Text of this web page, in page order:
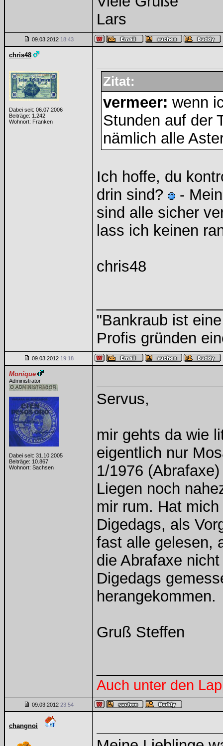
Lars
09.03.2012 18:43
chris48
Dabei seit: 06.07.2006
Beiträge: 1.242
Wohnort: Franken
Zitat:
vermeer: wenn
Stunden auf der
nämlich alle
Ich hoffe, du
drin sind?
-
sind alle sicher
lass ich keinen
chris48
"Bankraub ist
Profis gründen
09.03.2012 19:18
Monique
Administrator
Dabei seit: 31.10.2005
Beiträge: 10.867
Wohnort: Sachsen
Servus,
mir gehts da wie
eigentlich nur
1/1976
Liegen noch
mir rum. Hat
Digedags, als
fast alle gelesen,
die Abrafaxe
Digedags
herangekommen.
Gruß Steffen
Auch unter den
09.03.2012 23:54
changnoi